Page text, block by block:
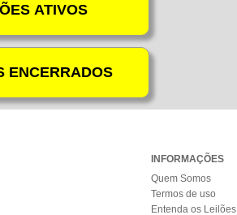
INFORMAÇÕES
Quem Somos
Termos de uso
Entenda os Leilões